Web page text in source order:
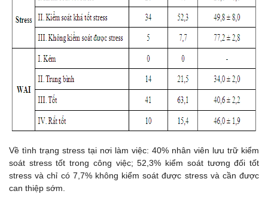
Về tình trạng stress tại nơi làm việc: 40% nhân viên lưu trữ kiểm
soát stress tốt trong công việc; 52,3% kiểm soát tương đối tốt
stress và chỉ có 7,7% không kiểm soát được stress và cần được
can thiệp sớm.